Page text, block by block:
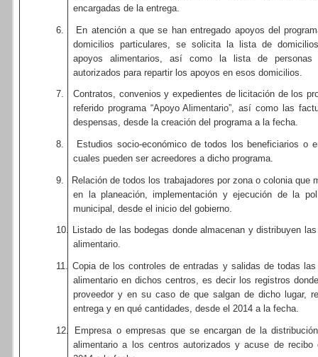
encargadas de la entrega.
6.
En atención a que se han entregado apoyos del
domicilios particulares, se solicita la lista de
apoyos alimentarios, así como la lista de personas
autorizados para repartir los apoyos en esos domicilios.
7.
Contratos, convenios y expedientes de licitación de los
referido programa “Apoyo Alimentario”, así como las
despensas, desde la creación del programa a la fecha.
8.
Estudios socio-económico de todos los beneficiarios o
cuales pueden ser acreedores a dicho programa.
9.
Relación de todos los trabajadores por zona o colonia que
en la planeación, implementación y ejecución de la
municipal, desde el inicio del gobierno.
10. Listado de las bodegas donde almacenan y distribuyen
alimentario.
11.
Copia de los controles de entradas y salidas de todas las
alimentario en dichos centros, es decir los registros
proveedor y en su caso de que salgan de dicho lugar,
entrega y en qué cantidades, desde el 2014 a la fecha.
12.
Empresa o empresas que se encargan de la
alimentario a los centros autorizados y acuse de